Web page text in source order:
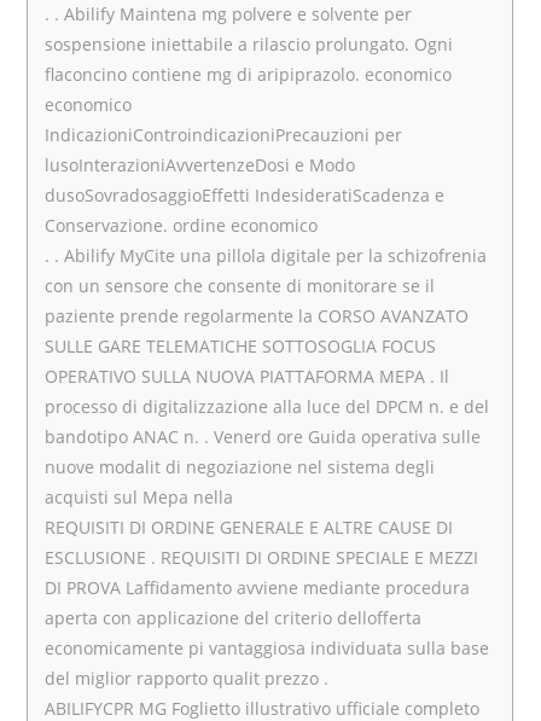
. . Abilify Maintena mg polvere e solvente per
sospensione iniettabile a rilascio prolungato. Ogni
flaconcino contiene mg di aripiprazolo. economico
economico
IndicazioniControindicazioniPrecauzioni per
lusoInterazioniAvvertenzeDosi e Modo
dusoSovradosaggioEffetti IndesideratiScadenza e
Conservazione. ordine economico
. . Abilify MyCite una pillola digitale per la schizofrenia
con un sensore che consente di monitorare se il
paziente prende regolarmente la CORSO AVANZATO
SULLE GARE TELEMATICHE SOTTOSOGLIA FOCUS
OPERATIVO SULLA NUOVA PIATTAFORMA MEPA . Il
processo di digitalizzazione alla luce del DPCM n. e del
bandotipo ANAC n. . Venerd ore Guida operativa sulle
nuove modalit di negoziazione nel sistema degli
acquisti sul Mepa nella
REQUISITI DI ORDINE GENERALE E ALTRE CAUSE DI
ESCLUSIONE . REQUISITI DI ORDINE SPECIALE E MEZZI
DI PROVA Laffidamento avviene mediante procedura
aperta con applicazione del criterio dellofferta
economicamente pi vantaggiosa individuata sulla base
del miglior rapporto qualit prezzo .
ABILIFYCPR MG Foglietto illustrativo ufficiale completo